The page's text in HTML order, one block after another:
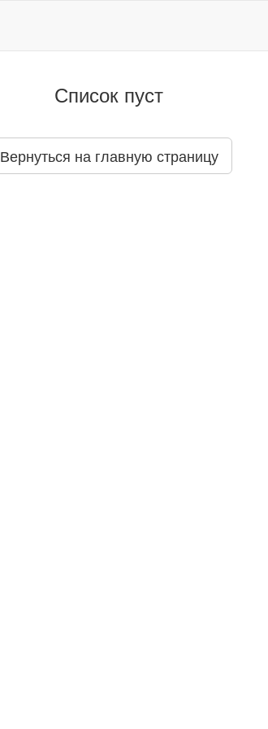
Список пуст
Вернуться на главную страницу